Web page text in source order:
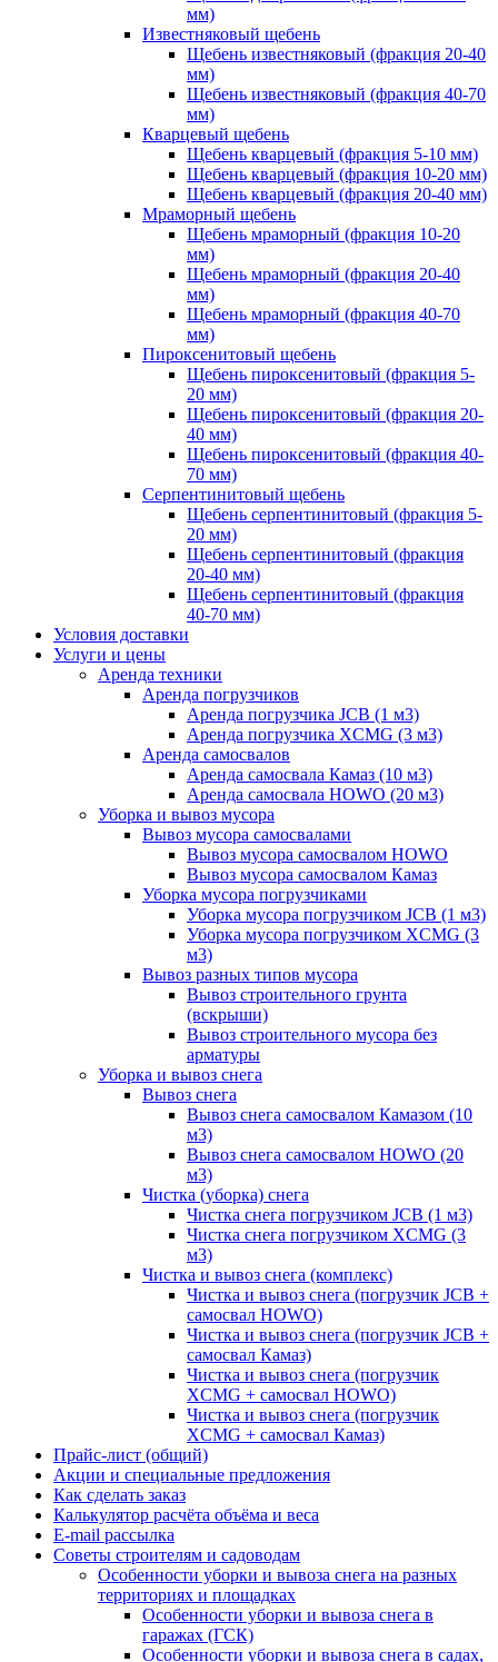
мм)
Известняковый щебень
Щебень известняковый (фракция 20-40
мм)
Щебень известняковый (фракция 40-70
мм)
Кварцевый щебень
Щебень кварцевый (фракция 5-10 мм)
Щебень кварцевый (фракция 10-20 мм)
Щебень кварцевый (фракция 20-40 мм)
Мраморный щебень
Щебень мраморный (фракция 10-20
мм)
Щебень мраморный (фракция 20-40
мм)
Щебень мраморный (фракция 40-70
мм)
Пироксенитовый щебень
Щебень пироксенитовый (фракция 5-
20 мм)
Щебень пироксенитовый (фракция 20-
40 мм)
Щебень пироксенитовый (фракция 40-
70 мм)
Серпентинитовый щебень
Щебень серпентинитовый (фракция 5-
20 мм)
Щебень серпентинитовый (фракция
20-40 мм)
Щебень серпентинитовый (фракция
40-70 мм)
Условия доставки
Услуги и цены
Аренда техники
Аренда погрузчиков
Аренда погрузчика JCB (1 м3)
Аренда погрузчика XCMG (3 м3)
Аренда самосвалов
Аренда самосвала Камаз (10 м3)
Аренда самосвала HOWO (20 м3)
Уборка и вывоз мусора
Вывоз мусора самосвалами
Вывоз мусора самосвалом HOWO
Вывоз мусора самосвалом Камаз
Уборка мусора погрузчиками
Уборка мусора погрузчиком JCB (1 м3)
Уборка мусора погрузчиком XCMG (3
м3)
Вывоз разных типов мусора
Вывоз строительного грунта
(вскрыши)
Вывоз строительного мусора без
арматуры
Уборка и вывоз снега
Вывоз снега
Вывоз снега самосвалом Камазом (10
м3)
Вывоз снега самосвалом HOWO (20
м3)
Чистка (уборка) снега
Чистка снега погрузчиком JCB (1 м3)
Чистка снега погрузчиком XCMG (3
м3)
Чистка и вывоз снега (комплекс)
Чистка и вывоз снега (погрузчик JCB +
самосвал HOWO)
Чистка и вывоз снега (погрузчик JCB +
самосвал Камаз)
Чистка и вывоз снега (погрузчик
XCMG + самосвал HOWO)
Чистка и вывоз снега (погрузчик
XCMG + самосвал Камаз)
Прайс-лист (общий)
Акции и специальные предложения
Как сделать заказ
Калькулятор расчёта объёма и веса
E-mail рассылка
Советы строителям и садоводам
Особенности уборки и вывоза снега на разных
территориях и площадках
Особенности уборки и вывоза снега в
гаражах (ГСК)
Особенности уборки и вывоза снега в садах,